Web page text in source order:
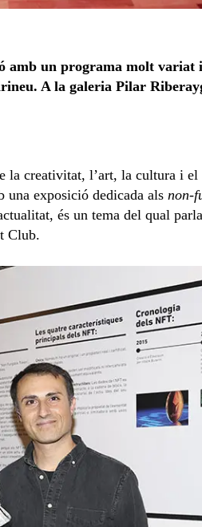
un programa molt variat
A la galeria Pilar
creativitat, l’art, la cultura i el
exposició dedicada als non-
és un tema del qual
Club.